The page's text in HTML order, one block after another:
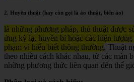
2. Huyền thuật (hay còn gọi là ảo thuật, biến ảo)
là những phương pháp, thủ thuật được
ứng kỳ lạ, huyền bí hoặc các hiện
phạm vi hiểu biết thông thường. Thuật
theo nhiều cách khác nhau, từ các màn
những phương thức liên quan đến thế